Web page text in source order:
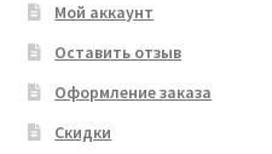
Мой аккаунт
Оставить отзыв
Оформление заказа
Скидки